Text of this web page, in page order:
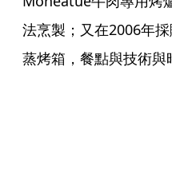
法烹製；又在2006年
蒸烤箱，餐點與技術